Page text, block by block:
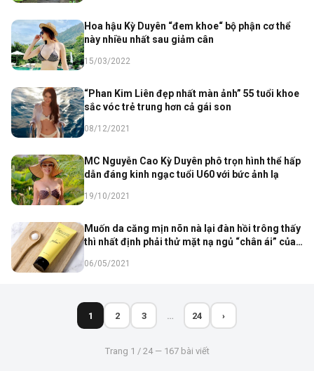
Hoa hậu Kỳ Duyên “đem khoe“ bộ phận cơ thể
này nhiều nhất sau giảm cân
15/03/2022
“Phan Kim Liên đẹp nhất màn ảnh” 55 tuổi khoe
sắc vóc trẻ trung hơn cả gái son
08/12/2021
MC Nguyễn Cao Kỳ Duyên phô trọn hình thể hấp
dẫn đáng kinh ngạc tuổi U60 với bức ảnh lạ
19/10/2021
Muốn da căng mịn nõn nà lại đàn hồi trông thấy
thì nhất định phải thử mặt nạ ngủ “chân ái” của
06/05/2021
1 2 3 … 24 ›
Trang 1 / 24 — 167 bài viết